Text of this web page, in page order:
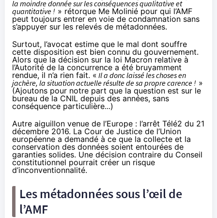
la moindre donnée sur les conséquences qualitative et
quantitative ! » rétorque Me Molinié pour qui l’AMF
peut toujours entrer en voie de condamnation sans
s’appuyer sur les relevés de métadonnées.
Surtout, l’avocat estime que le mal dont souffre
cette disposition est bien connu du gouvernement.
Alors que la décision sur la loi Macron relative à
l’Autorité de la concurrence a été bruyamment
rendue, il n’a rien fait. « Il a donc laissé les choses en
jachère, la situation actuelle résulte de sa propre carence ! »
(Ajoutons pour notre part que la question est sur le
bureau de la CNIL depuis des années, sans
conséquence particulière...)
Autre aiguillon venue de l’Europe : l’arrêt Télé2 du 21
décembre 2016. La Cour de Justice de l’Union
européenne a demandé à ce que la collecte et la
conservation des données soient entourées de
garanties solides. Une décision contraire du Conseil
constitutionnel pourrait créer un risque
d’inconventionnalité.
Les métadonnées sous l’œil de
l’AMF